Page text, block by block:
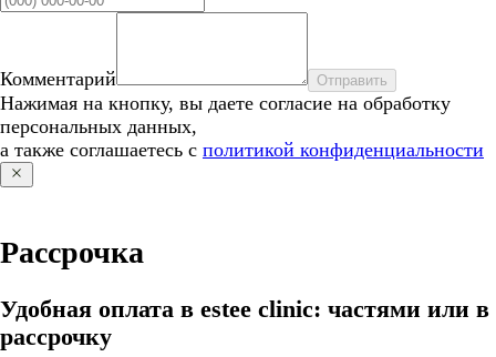
Комментарий Отправить
Нажимая на кнопку, вы даете согласие на обработку
персональных данных,
а также соглашаетесь с политикой конфиденциальности
Рассрочка
Удобная оплата в estee clinic: частями или в
рассрочку